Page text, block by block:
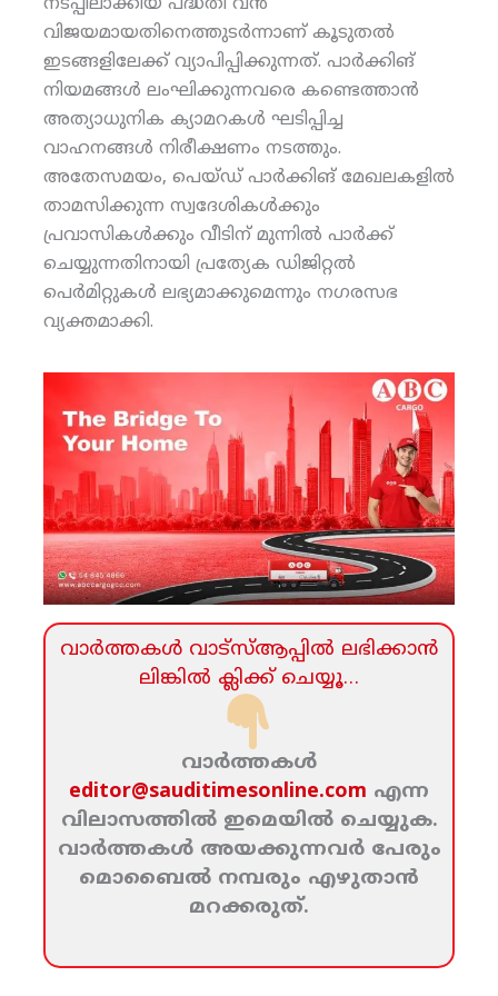
നടപ്പിലാക്കിയ പദ്ധതി വന്‍
വിജയമായതിനെത്തുടര്‍ന്നാണ് കൂടുതല്‍
ഇടങ്ങളിലേക്ക് വ്യാപിപ്പിക്കുന്നത്. പാര്‍ക്കിങ്
നിയമങ്ങള്‍ ലംഘിക്കുന്നവരെ കണ്ടെത്താന്‍
അത്യാധുനിക ക്യാമറകള്‍ ഘടിപ്പിച്ച
വാഹനങ്ങള്‍ നിരീക്ഷണം നടത്തും.
അതേസമയം, പെയ്ഡ് പാര്‍ക്കിങ് മേഖലകളില്‍
താമസിക്കുന്ന സ്വദേശികള്‍ക്കും
പ്രവാസികള്‍ക്കും വീടിന് മുന്നില്‍ പാര്‍ക്ക്
ചെയ്യുന്നതിനായി പ്രത്യേക ഡിജിറ്റല്‍
പെര്‍മിറ്റുകള്‍ ലഭ്യമാക്കുമെന്നും നഗരസഭ
വ്യക്തമാക്കി.
വാര്‍ത്തകള്‍ വാട്‌സ്‌ആപ്പില്‍ ലഭിക്കാന്‍
ലിങ്കില്‍ ക്ലിക്ക്‌ ചെയ്യൂ…
വാര്‍ത്തകള്‍
editor@sauditimesonline.com എന്ന
വിലാസത്തില്‍ ഇമെയില്‍ ചെയ്യുക.
വാര്‍ത്തകള്‍ അയക്കുന്നവര്‍ പേരും
മൊബൈല്‍ നമ്പരും എഴുതാന്‍
മറക്കരുത്‌.